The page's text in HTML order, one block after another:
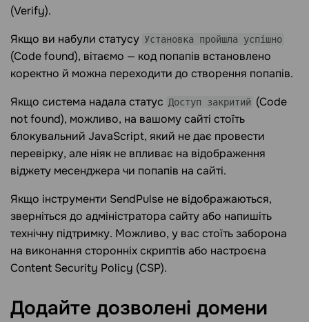
(Verify).
Якщо ви набули статусу Установка пройшла успішно
(Code found), вітаємо — код попапів встановлено
коректно й можна переходити до створення попапів.
Якщо система надала статус Доступ закритий (Code
not found), можливо, на вашому сайті стоїть
блокувальний JavaScript, який не дає провести
перевірку, але ніяк не впливає на відображення
віджету месенджера чи попапів на сайті.
Якщо інструменти SendPulse не відображаються,
зверніться до адміністратора сайту або напишіть
технічну підтримку. Можливо, у вас стоїть заборона
на виконання сторонніх скриптів або настроєна
Content Security Policy (CSP).
Додайте дозволені домени